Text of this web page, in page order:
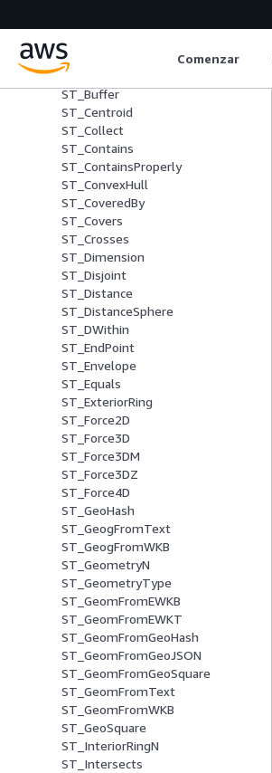
Comenzar
ST_AsText
ST_Azimuth
ST_Boundary
ST_Buffer
ST_Centroid
ST_Collect
ST_Contains
ST_ContainsProperly
ST_ConvexHull
ST_CoveredBy
ST_Covers
ST_Crosses
ST_Dimension
ST_Disjoint
ST_Distance
ST_DistanceSphere
ST_DWithin
ST_EndPoint
ST_Envelope
ST_Equals
ST_ExteriorRing
ST_Force2D
ST_Force3D
ST_Force3DM
ST_Force3DZ
ST_Force4D
ST_GeoHash
ST_GeogFromText
ST_GeogFromWKB
ST_GeometryN
ST_GeometryType
ST_GeomFromEWKB
ST_GeomFromEWKT
ST_GeomFromGeoHash
ST_GeomFromGeoJSON
ST_GeomFromGeoSquare
ST_GeomFromText
ST_GeomFromWKB
ST_GeoSquare
ST_InteriorRingN
ST_Intersects